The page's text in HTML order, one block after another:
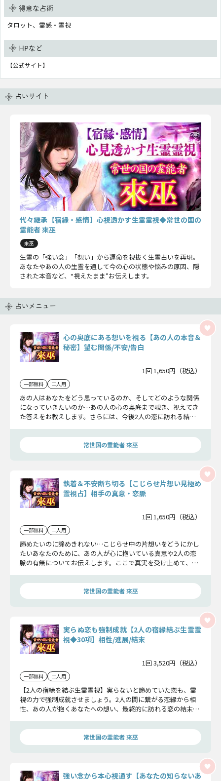
得意な占術
タロット、霊感・霊視
HPなど
【公式サイト】
占いサイト
代々継承【宿縁・感情】心視透かす生霊霊視◆常世の国の
霊能者 來巫
來巫
生霊の「強い念」「想い」から運命を視抜く生霊占いを再現。
あなたやあの人の生霊を通して今の心の状態や悩みの原因、隠
された本音など、“視えたまま”お伝えします。
占いメニュー
心の奥底にある想いを視る【あの人の本音＆
秘密】望む関係/不安/告白
1回 1,650円（税込）
一部無料 二人用
あの人はあなたをどう思っているのか、そしてどのような関係
になっていきたいのか…あの人の心の奥底まで覗き、視えてき
た答えをお教えします。さらには、今後2人の恋に訪れる結末
常世国の霊能者 來巫
執着＆不安断ち切る【こじらせ片想い見極め
霊視占】相手の真意・恋脈
1回 1,650円（税込）
一部無料 二人用
諦めたいのに諦めきれない…こじらせ中の片想いをどうにかし
たいあなたのために、あの人が心に抱いている真意や2人の恋
脈の有無についてお伝えします。ここで真実を受け止めて、執
常世国の霊能者 來巫
実らぬ恋も強制成就【2人の宿縁結ぶ生霊霊
視◆30項】相性/進展/結末
1回 3,520円（税込）
一部無料 二人用
【2人の宿縁を結ぶ生霊霊視】実らないと諦めていた恋も、霊
視の力で強制成就させましょう。2人の間に繋がる恋縁から相
性、あの人が抱くあなたへの想い、最終的に訪れる恋の結末ま
常世国の霊能者 來巫
強い念から本心視通す【あなたの知らないあ